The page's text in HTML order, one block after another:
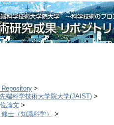
>
端科学技術大学院大学(JAIST) >
論文 >
士（知識科学）
>